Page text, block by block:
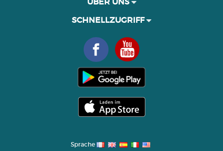
SCHNELLZUGRIFF
Sprache